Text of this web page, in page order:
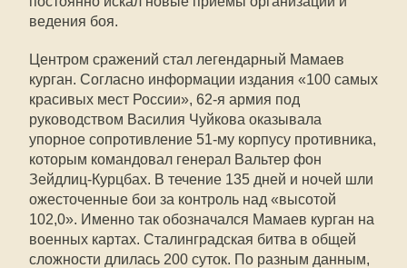
ведения боя.
Центром сражений стал легендарный Мамаев
курган. Согласно информации издания «100 самых
красивых мест России», 62-я армия под
руководством Василия Чуйкова оказывала
упорное сопротивление 51-му корпусу противника,
которым командовал генерал Вальтер фон
Зейдлиц-Курцбах. В течение 135 дней и ночей шли
ожесточенные бои за контроль над «высотой
102,0». Именно так обозначался Мамаев курган на
военных картах. Сталинградская битва в общей
сложности длилась 200 суток. По разным данным,